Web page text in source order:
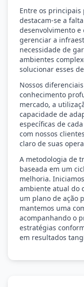
Entre os principais
destacam-se a
desenvolvimento e
gerenciar a
necessidade de
ambientes
solucionar esses
Nossos
conhecimento
mercado, a
capacidade de
específicas de
com nossos
claro de suas
A metodologia de
baseada em um
melhoria.
ambiente atual do
um plano de ação
mantemos uma
acompanhando o
estratégias
em resultados